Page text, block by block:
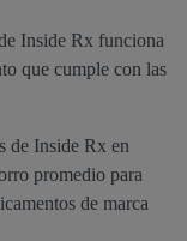
Inside Rx funciona
que cumple con las
de Inside Rx en
promedio para
de marca